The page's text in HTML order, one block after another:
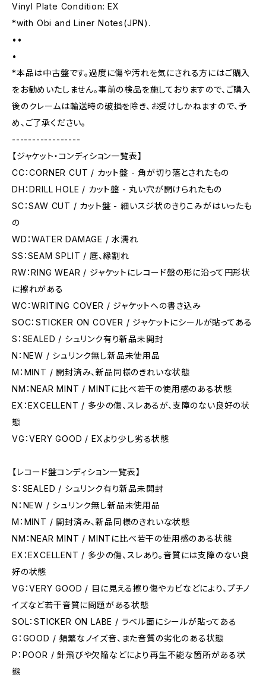
Vinyl Plate Condition: EX
*with Obi and Liner Notes(JPN).
••
•
*本品は中古盤です。過度に傷や汚れを気にされる方にはご購入
をお勧めいたしません。事前の検品を施しておりますので、ご購入
後のクレームは輸送時の破損を除き、お受けしかねますので、予
め、ご了承ください。
-----------------
【ジャケット・コンディション一覧表】
CC：CORNER CUT / カット盤 - 角が切り落とされたもの
DH：DRILL HOLE / カット盤 - 丸い穴が開けられたもの
SC：SAW CUT / カット盤 - 細いスジ状のきりこみがはいったも
の
WD：WATER DAMAGE / 水濡れ
SS：SEAM SPLIT / 底、縁割れ
RW：RING WEAR / ジャケットにレコード盤の形に沿って円形状
に擦れがある
WC：WRITING COVER / ジャケットへの書き込み
SOC：STICKER ON COVER / ジャケットにシールが貼ってある
S：SEALED / シュリンク有り新品未開封
N：NEW / シュリンク無し新品未使用品
M：MINT / 開封済み、新品同様のきれいな状態
NM：NEAR MINT / MINTに比べ若干の使用感のある状態
EX：EXCELLENT / 多少の傷、スレあるが、支障のない良好の状
態
VG：VERY GOOD / EXより少し劣る状態
【レコード盤コンディション一覧表】
S：SEALED / シュリンク有り新品未開封
N：NEW / シュリンク無し新品未使用品
M：MINT / 開封済み、新品同様のきれいな状態
NM：NEAR MINT / MINTに比べ若干の使用感のある状態
EX：EXCELLENT / 多少の傷、スレあり。音質には支障のない良
好の状態
VG：VERY GOOD / 目に見える擦り傷やカビなどにより、プチノ
イズなど若干音質に問題がある状態
SOL：STICKER ON LABE / ラベル面にシールが貼ってある
G：GOOD / 頻繁なノイズ音、また音質の劣化のある状態
P：POOR / 針飛びや欠陥などにより再生不能な箇所がある状
態